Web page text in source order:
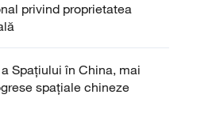
privind proprietatea
Spațiului în China, mai
spațiale chineze